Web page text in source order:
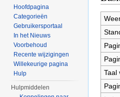
Taal
Hoofdpagina
Categorieën
Gebruikersportaal
In het Nieuws
Voorbehoud
Recente wijzigingen
Willekeurige pagina
Hulp
Hulpmiddelen